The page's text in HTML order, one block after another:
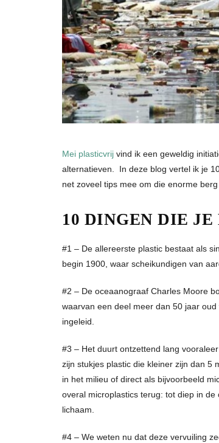
Mei plasticvrij vind ik een geweldig
alternatieven. In deze blog vertel ik je
net zoveel tips mee om die enorme
10 DINGEN DIE
#1 – De allereerste plastic bestaat als
begin 1900, waar scheikundigen van
#2 – De oceaanograaf Charles Moore
waarvan een deel meer dan 50 jaar
ingeleid.
#3 – Het duurt ontzettend lang
zijn stukjes plastic die kleiner zijn dan 5
in het milieu of direct als bijvoorbeeld
overal microplastics terug: tot diep in
lichaam.
#4 – We weten nu dat deze vervuiling